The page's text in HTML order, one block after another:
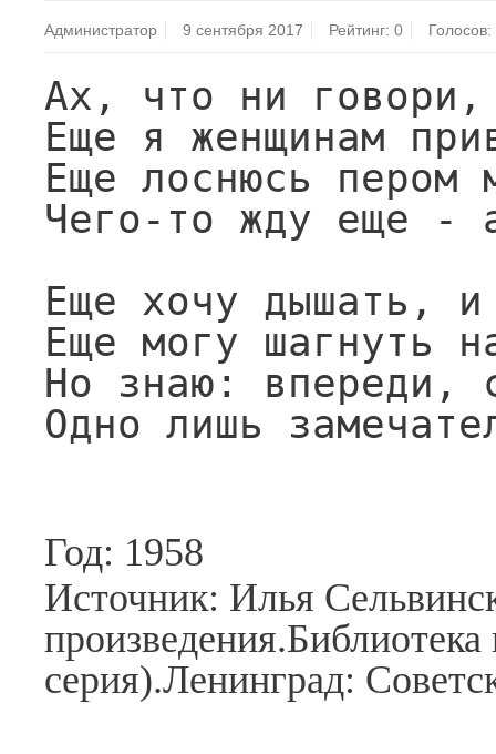
Администратор 9 сентября 2017 Рейтинг:0 Голосов:
Ах, что ни
Еще я женщинам
Еще лоснюсь пером
Чего-то жду еще -
Еще хочу дышать,
Еще могу шагнуть
Но знаю: впереди,
Одно лишь
Год: 1958
Источник: Илья
серия).Ленинград: